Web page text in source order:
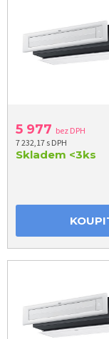
5 977 bez DPH
7 232,17 s DPH
Skladem <3ks